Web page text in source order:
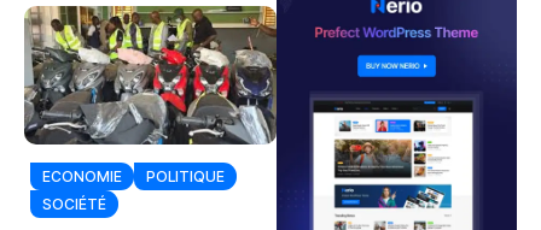
ECONOMIE
POLITIQUE
SOCIÉTÉ